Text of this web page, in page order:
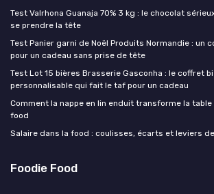
Test Valrhona Guanaja 70% 3 kg : le chocolat
se prendre la tête
Test Panier garni de Noël Produits Normandie : un
pour un cadeau sans prise de tête
Test Lot 15 bières Brasserie Gasconha : le coffret
personnalisable qui fait le taf pour un cadeau
Comment la nappe en lin enduit transforme la
food
Salaire dans la food : coulisses, écarts et leviers
Foodie Food